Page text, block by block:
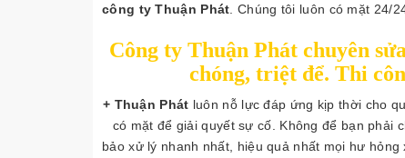
công ty Thuận Phát . Chúng tôi luôn có mặt 24/
Công ty Thuận Phát chuyên
chóng, triệt để. Thi
+ Thuận Phát luôn nỗ lực đáp ứng kịp thời cho
có mặt để giải quyết sự cố. Không để bạn phải
bảo xử lý nhanh nhất, hiệu quả nhất mọi hư